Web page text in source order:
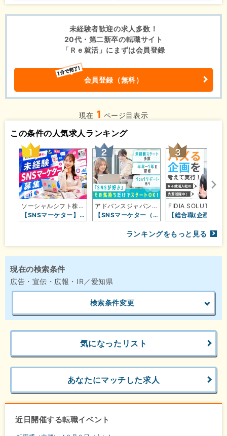
未経験者歓迎の求人多数！
20代・第二新卒の転職サイト
「Ｒｅ就活」にまずは会員登録
会員登録（無料）
現在 1 ページ目表示
この条件の人気求人ランキング
ソーシャルシフト株式会社（TPM上…
【SNSマーケター】未経験から1年…
アドバンスジャパン株式会社
【SNSマーケター（動画編集・広報…
ランキングをもっと見る
現在の検索条件
広告・宣伝・広報・IR／愛知県
検索条件変更
気になったリスト
あなたにマッチした求人
近日開催する転職イベント